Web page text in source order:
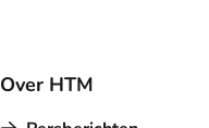
Over HTM